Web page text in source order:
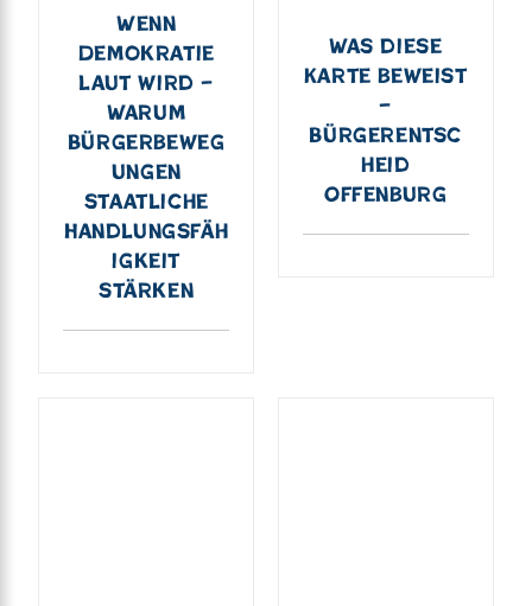
Wenn
Demokratie
laut wird –
Warum
Bürgerbeweg
ungen
staatliche
Handlungsfäh
igkeit
stärken
Was diese
Karte beweist
–
Bürgerentsc
heid
Offenburg